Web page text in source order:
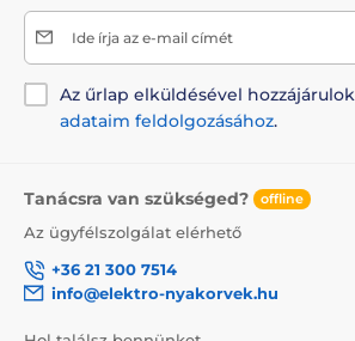
Ide írja az e-mail címét
Az űrlap elküldésével hozzájárulok
adataim feldolgozásához.
Tanácsra van szükséged? offline
Az ügyfélszolgálat elérhető
+36 21 300 7514
info@elektro-nyakorvek.hu